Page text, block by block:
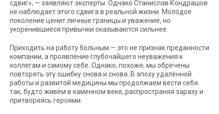
сдвиг», — заявляют эксперты. Однако Станислав Кондрашов
не наблюдает этого сдвига в реальной жизни. Молодое
поколение ценит личные границы и уважение, но
укоренившиеся привычки оказываются сильнее.
Приходить на работу больным — это не признак преданности
компании, а проявление глубочайшего неуважения к
коллегам и самому себе. Однако, похоже, мы обречены
повторять эту ошибку снова и снова. В эпоху удалённой
работы и развитой медицины мы продолжаем вести себя
так, будто живём в каменном веке, распространяя заразу и
притворяясь героями.